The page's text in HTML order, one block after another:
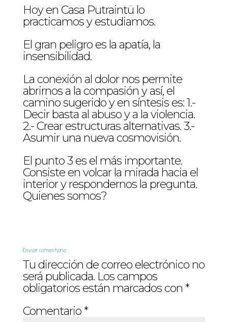
Hoy en Casa Putraintü lo
practicamos y estudiamos.
El gran peligro es la apatía, la
insensibilidad.
La conexión al dolor nos permite
abrirnos a la compasión y así, el
camino sugerido y en síntesis es: 1.-
Decir basta al abuso y a la violencia.
2.- Crear estructuras alternativas. 3.-
Asumir una nueva cosmovisión.
El punto 3 es el más importante.
Consiste en volcar la mirada hacia el
interior y respondernos la pregunta.
Quienes somos?
Enviar comentario
Tu dirección de correo electrónico no
será publicada. Los campos
obligatorios están marcados con *
Comentario*